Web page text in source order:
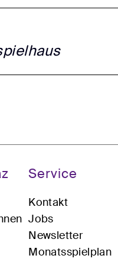
Service
Kontakt
Jobs
Newsletter
Monatsspielplan